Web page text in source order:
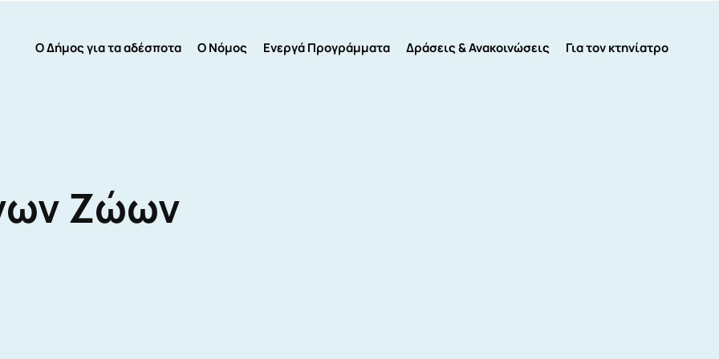
Ο Δήμος για τα αδέσποτα Ο Νόμος Ενεργά Προγράμματα Δράσεις & Ανακοινώσεις Για τον κτηνίατρο
Ζώων